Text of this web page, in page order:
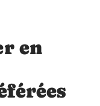
en